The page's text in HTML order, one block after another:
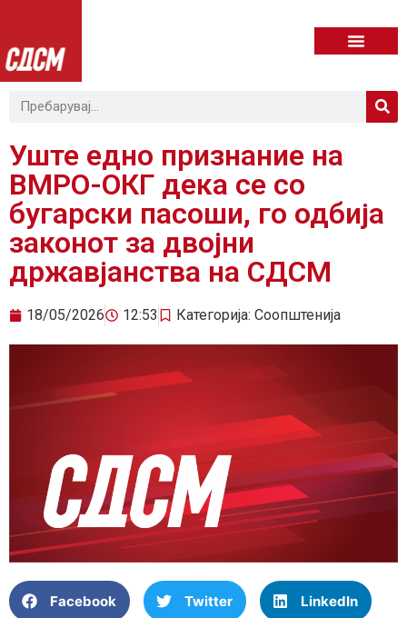
Уште едно признание на
ВМРО-ОКГ дека се со
бугарски пасоши, го одбија
законот за двојни
државјанства на СДСМ
18/05/2026 12:53 Категорија: Соопштенија
Facebook Twitter LinkedIn